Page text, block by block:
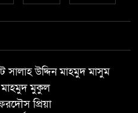
উদ্দিন মাহমুদ মাসুম
মাহমুদ মুকুল
প্রিয়া